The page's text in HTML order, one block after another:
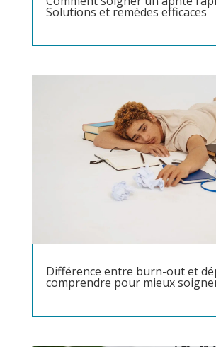
Solutions et remèdes efficaces
Différence entre burn-out et
comprendre pour mieux